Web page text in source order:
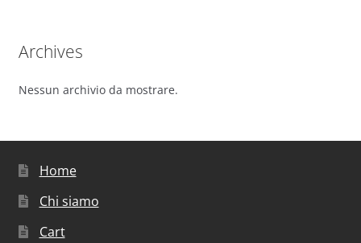
Archives
Nessun archivio da mostrare.
Home
Chi siamo
Cart